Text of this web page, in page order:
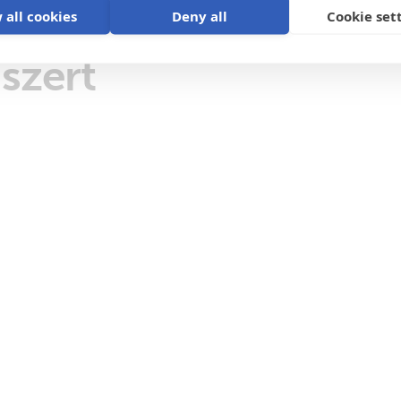
all cookies Deny all Cookie